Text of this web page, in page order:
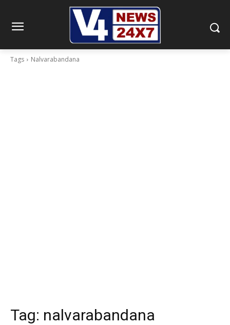
Tags Nalvarabandana
Tag: nalvarabandana